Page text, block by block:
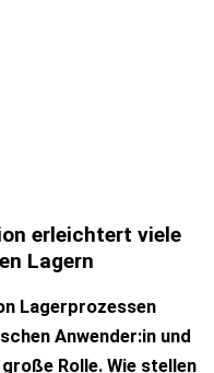
erleichtert viele
Lagern
Lagerprozessen
Anwender:in und
Rolle. Wie stellen